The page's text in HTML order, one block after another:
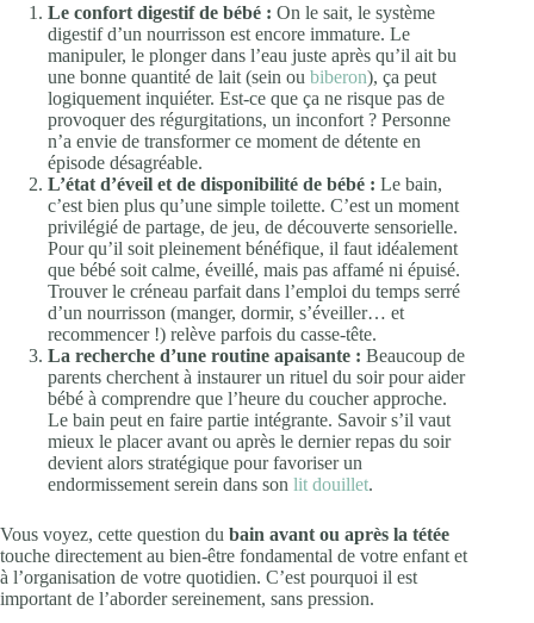
Le confort digestif de bébé : On le sait, le système
digestif d’un nourrisson est encore immature. Le
manipuler, le plonger dans l’eau juste après qu’il ait bu
une bonne quantité de lait (sein ou biberon), ça peut
logiquement inquiéter. Est-ce que ça ne risque pas de
provoquer des régurgitations, un inconfort ? Personne
n’a envie de transformer ce moment de détente en
épisode désagréable.
L’état d’éveil et de disponibilité de bébé : Le bain,
c’est bien plus qu’une simple toilette. C’est un moment
privilégié de partage, de jeu, de découverte sensorielle.
Pour qu’il soit pleinement bénéfique, il faut idéalement
que bébé soit calme, éveillé, mais pas affamé ni épuisé.
Trouver le créneau parfait dans l’emploi du temps serré
d’un nourrisson (manger, dormir, s’éveiller… et
recommencer !) relève parfois du casse-tête.
La recherche d’une routine apaisante : Beaucoup de
parents cherchent à instaurer un rituel du soir pour aider
bébé à comprendre que l’heure du coucher approche.
Le bain peut en faire partie intégrante. Savoir s’il vaut
mieux le placer avant ou après le dernier repas du soir
devient alors stratégique pour favoriser un
endormissement serein dans son lit douillet.
Vous voyez, cette question du bain avant ou après la tétée
touche directement au bien-être fondamental de votre enfant et
à l’organisation de votre quotidien. C’est pourquoi il est
important de l’aborder sereinement, sans pression.